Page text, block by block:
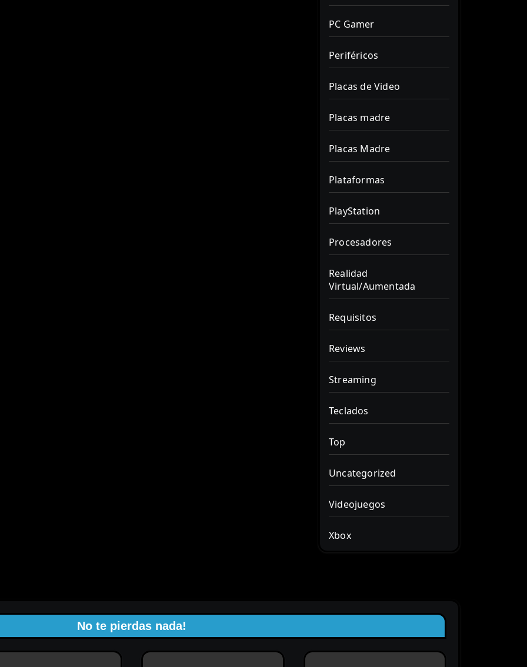
PC Gamer
Periféricos
Placas de Video
Placas madre
Placas Madre
Plataformas
PlayStation
Procesadores
Realidad
Virtual/Aumentada
Requisitos
Reviews
Streaming
Teclados
Top
Uncategorized
Videojuegos
Xbox
No te pierdas nada!